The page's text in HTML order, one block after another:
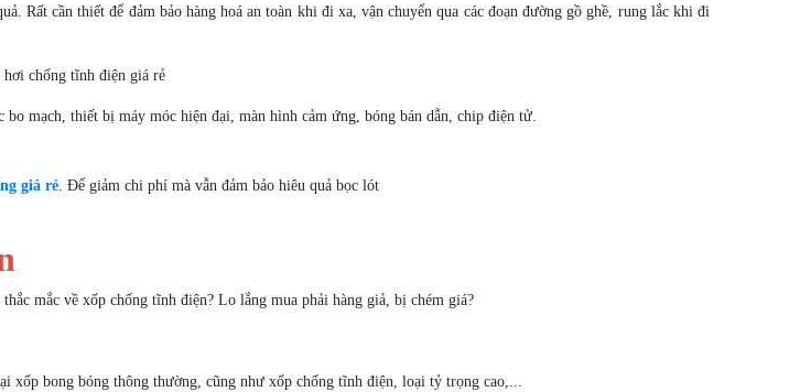
Rất cần thiết để đảm bảo hàng hoá an toàn khi đi xa, vận chuyển qua các đoạn đường gồ ghề, rung lắc khi đi
mạch, thiết bị máy móc hiện đại, màn hình cảm ứng, bóng bán dẫn, chip điện tử.
giá rẻ. Để giảm chi phí mà vẫn đảm bảo hiêu quả bọc lót
mắc về xốp chống tĩnh điện? Lo lắng mua phải hàng giả, bị chém giá?
xốp bong bóng thông thường, cũng như xốp chống tĩnh điện, loại tỷ trọng cao,...